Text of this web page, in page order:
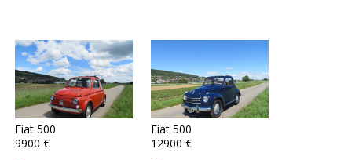
Fiat 500
9900 €
Fiat 500
12900 €